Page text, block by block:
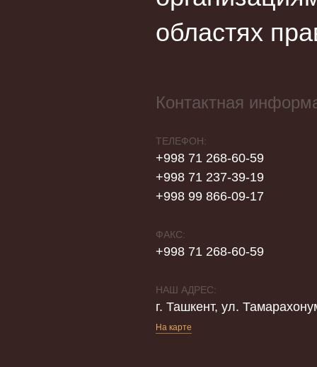
областях
Контактная
ТЕЛЕФОН:
+998 71 268-60-59
+998 71 237-39-19
+998 99 866-09-17
ФАКС:
+998 71 268-60-59
НАШ АДРЕС:
г. Ташкент, ул.
На карте